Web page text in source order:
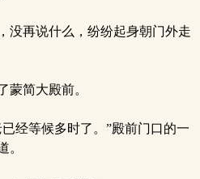
没再说什么，纷纷起身朝门外走
简大殿前。
经等候多时了。”殿前门口的一
。